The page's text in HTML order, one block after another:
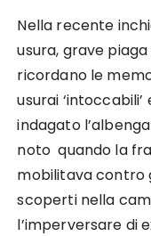
Nella recente
usura, grave
ricordano le
usurai
indagato
noto quando la
mobilitava contro
scoperti nella
l’imperversare di